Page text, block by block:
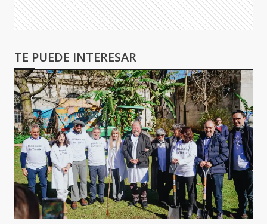
TE PUEDE INTERESAR